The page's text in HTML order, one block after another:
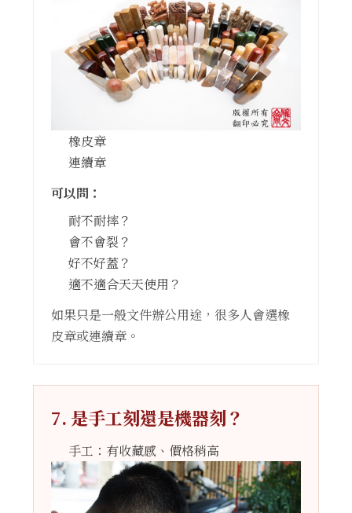
橡皮章
連續章
可以問：
耐不耐摔？
會不會裂？
好不好蓋？
適不適合天天使用？
如果只是一般文件辦公用途，很多人會選橡
皮章或連續章。
7. 是手工刻還是機器刻？
手工：有收藏感、價格稍高